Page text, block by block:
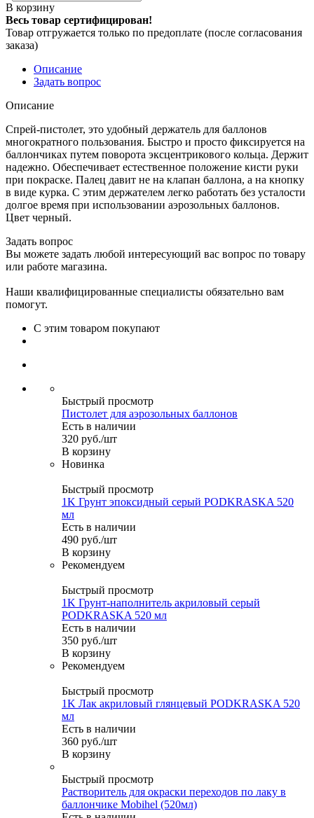
В корзину
Весь товар сертифицирован!
Товар отгружается только по предоплате (после согласования
заказа)
Описание
Задать вопрос
Описание
Спрей-пистолет, это удобный держатель для баллонов
многократного пользования. Быстро и просто фиксируется на
баллончиках путем поворота эксцентрикового кольца. Держит
надежно. Обеспечивает естественное положение кисти руки
при покраске. Палец давит не на клапан баллона, а на кнопку
в виде курка. С этим держателем легко работать без усталости
долгое время при использовании аэрозольных баллонов.
Цвет черный.
Задать вопрос
Вы можете задать любой интересующий вас вопрос по товару
или работе магазина.
Наши квалифицированные специалисты обязательно вам
помогут.
С этим товаром покупают
Быстрый просмотр
Пистолет для аэрозольных баллонов
Есть в наличии
320 руб./шт
В корзину
Новинка
Быстрый просмотр
1K Грунт эпоксидный серый PODKRASKA 520
мл
Есть в наличии
490 руб./шт
В корзину
Рекомендуем
Быстрый просмотр
1K Грунт-наполнитель акриловый серый
PODKRASKA 520 мл
Есть в наличии
350 руб./шт
В корзину
Рекомендуем
Быстрый просмотр
1K Лак акриловый глянцевый PODKRASKA 520
мл
Есть в наличии
360 руб./шт
В корзину
Быстрый просмотр
Растворитель для окраски переходов по лаку в
баллончике Mobihel (520мл)